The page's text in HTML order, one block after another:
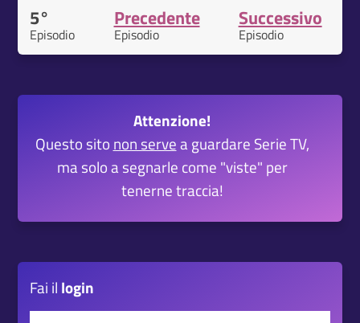
5°
Episodio
Precedente
Episodio
Successivo
Episodio
Attenzione!
Questo sito non servea guardare Serie TV,
ma solo a segnarle come "viste" per
tenerne traccia!
Fai il login